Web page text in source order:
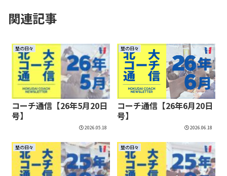
関連記事
塾の日々
コーチ通信【26年5月20日
号】
2026.05.18
塾の日々
コーチ通信【26年6月20日
号】
2026.06.18
塾の日々 塾の日々